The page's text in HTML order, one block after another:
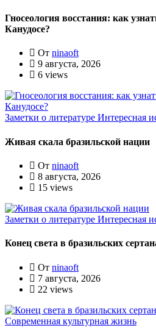
Гносеология восстания: как
Канудосе?
От ninaoft
9 августа, 2026
6 views
Заметки о литературе Интересная
Живая скала бразильской нации
От ninaoft
8 августа, 2026
15 views
Заметки о литературе Интересная
Конец света в бразильских
От ninaoft
7 августа, 2026
22 views
Современная культурная жизнь